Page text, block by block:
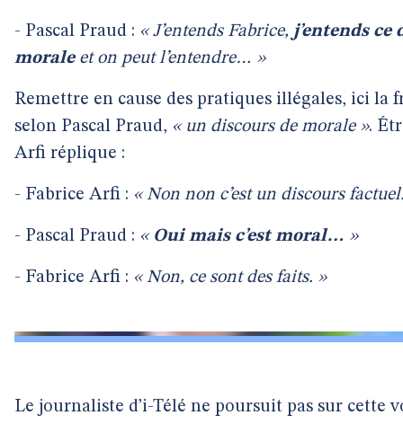
- Pascal Praud : « J’entends Fabrice, j’entends
moraleet on peut l’entendre… »
Remettre en cause des pratiques illégales, ici la
selon Pascal Praud, « un discours de morale ».
Arfi réplique :
- Fabrice Arfi : « Non non c’est un discours
- Pascal Praud : « Oui mais c’est moral… »
- Fabrice Arfi : « Non, ce sont des faits. »
Le journaliste d’i-Télé ne poursuit pas sur